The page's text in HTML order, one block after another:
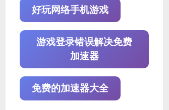
好玩网络手机游戏
游戏登录错误解决免费
加速器
免费的加速器大全